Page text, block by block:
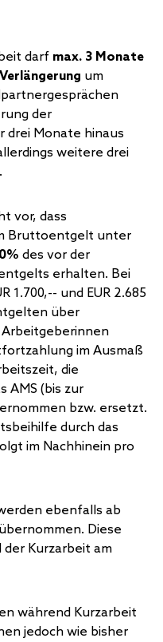
darf max. 3 Monate
Verlängerung um
der
drei Monate hinaus
weitere drei
vor, dass
Bruttoentgelt unter
des vor der
erhalten. Bei
1.700,-- und EUR 2.685
über
Arbeitgeberinnen
im Ausmaß
die
AMS (bis zur
bzw. ersetzt.
durch das
im Nachhinein pro
ebenfalls ab
Diese
der Kurzarbeit am
während Kurzarbeit
jedoch wie bisher